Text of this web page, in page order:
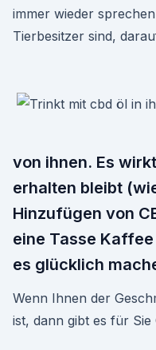
immer wieder
Tierbesitzer sind,
von ihnen. Es
erhalten bleibt
Hinzufügen von
eine Tasse
es glücklich
Wenn Ihnen der
ist, dann gibt es für